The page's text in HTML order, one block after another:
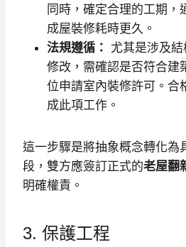
同時，確定合理的工期，
成屋裝修耗時更久。
法規遵循： 尤其是涉及
修改，需確認是否符合建
位申請室內裝修許可。合
成此項工作。
這一步驟是將抽象概念轉化為
段，雙方應簽訂正式的老屋翻
明確權責。
3. 保護工程